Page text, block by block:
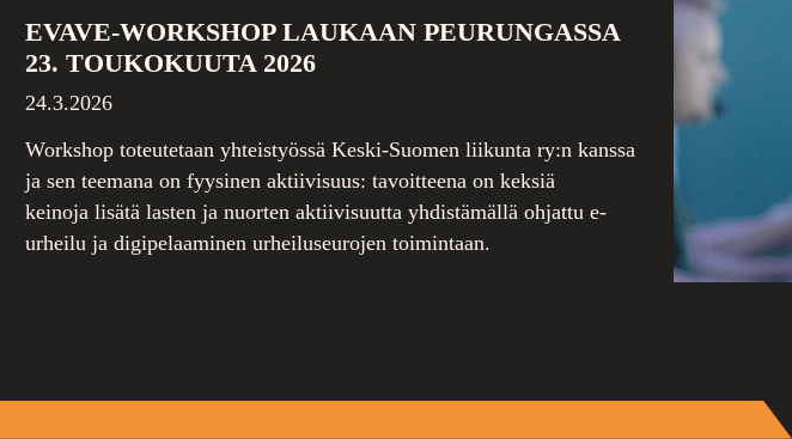
EVAVE-WORKSHOP LAUKAAN PEURUNGASSA
23. TOUKOKUUTA 2026
24.3.2026
Workshop toteutetaan yhteistyössä Keski-Suomen liikunta ry:n kanssa
ja sen teemana on fyysinen aktiivisuus: tavoitteena on keksiä
keinoja lisätä lasten ja nuorten aktiivisuutta yhdistämällä ohjattu e-
urheilu ja digipelaaminen urheiluseurojen toimintaan.